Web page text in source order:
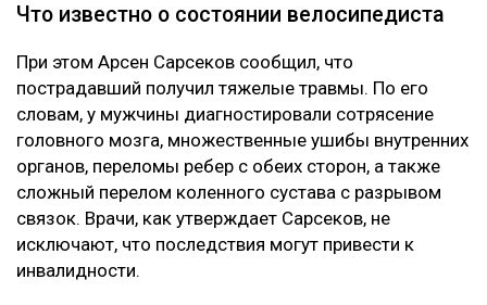
Что известно о состоянии велосипедиста
При этом Арсен Сарсеков сообщил, что
пострадавший получил тяжелые травмы. По его
словам, у мужчины диагностировали сотрясение
головного мозга, множественные ушибы внутренних
органов, переломы ребер с обеих сторон, а также
сложный перелом коленного сустава с разрывом
связок. Врачи, как утверждает Сарсеков, не
исключают, что последствия могут привести к
инвалидности.